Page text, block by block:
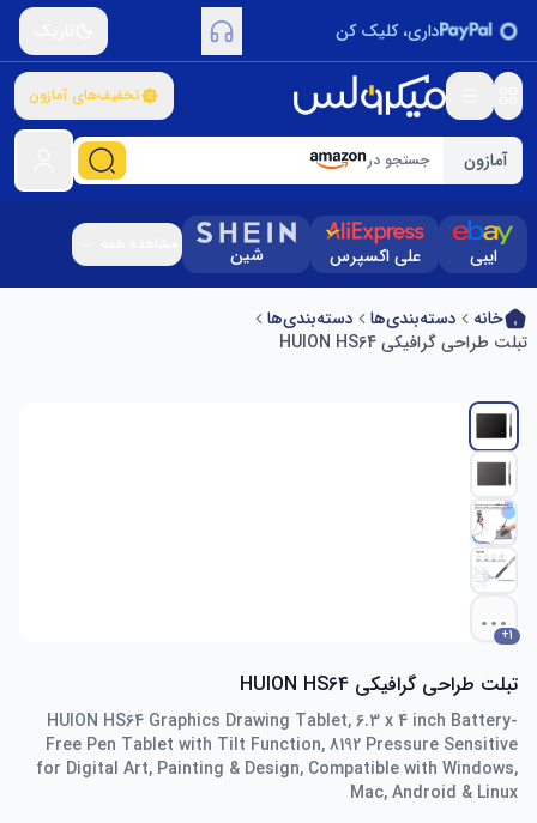
داری، کلیک کن
تخفیف‌های آمازون
آمازون جستجو در
ایبی علی اکسپرس شین
خانه دسته‌بندی‌ها
دسته‌بندی‌ها
تبلت طراحی گرافیکی HUION HS64
...
+1
تبلت طراحی گرافیکی HUION HS64
HUION HS64 Graphics Drawing Tablet, 6.3 x 4 inch Battery-
Free Pen Tablet with Tilt Function, 8192 Pressure Sensitive
for Digital Art, Painting & Design, Compatible with Windows,
Mac, Android & Linux